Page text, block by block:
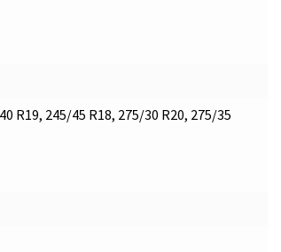
R19, 245/45 R18, 275/30 R20, 275/35